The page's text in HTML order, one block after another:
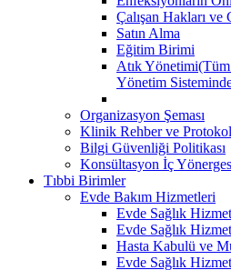
Çalışan Hakları
Satın Alma
Eğitim Birimi
Atık
Yönetim
Organizasyon Şeması
Klinik Rehber ve
Bilgi Güvenliği Politikası
Konsültasyon İç
Tıbbi Birimler
Evde Bakım Hizmetleri
Evde Sağlık
Evde Sağlık
Hasta Kabulü ve
Evde Sağlık